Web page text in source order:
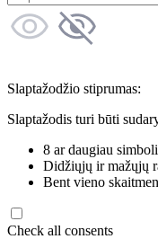
Slaptažodžio stiprumas:
Slaptažodis turi būti
8 ar daugiau
Didžiųjų ir mažųjų
Bent vieno
Check all consents